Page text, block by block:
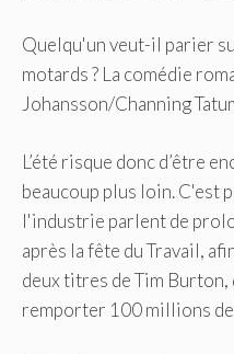
Quelqu'un veut-il parier
motards ? La comédie
Johansson/Channing
L’été risque donc d’être
beaucoup plus loin. C'est
l'industrie parlent de
après la fête du Travail,
deux titres de Tim Burton,
remporter 100 millions